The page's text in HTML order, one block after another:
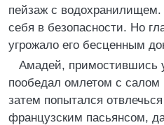
пейзаж с водохранилищем.
себя в безопасности. Но
угрожало его бесценным
Амадей, примостившись
пообедал омлетом с салом
затем попытался
французским пасьянсом,